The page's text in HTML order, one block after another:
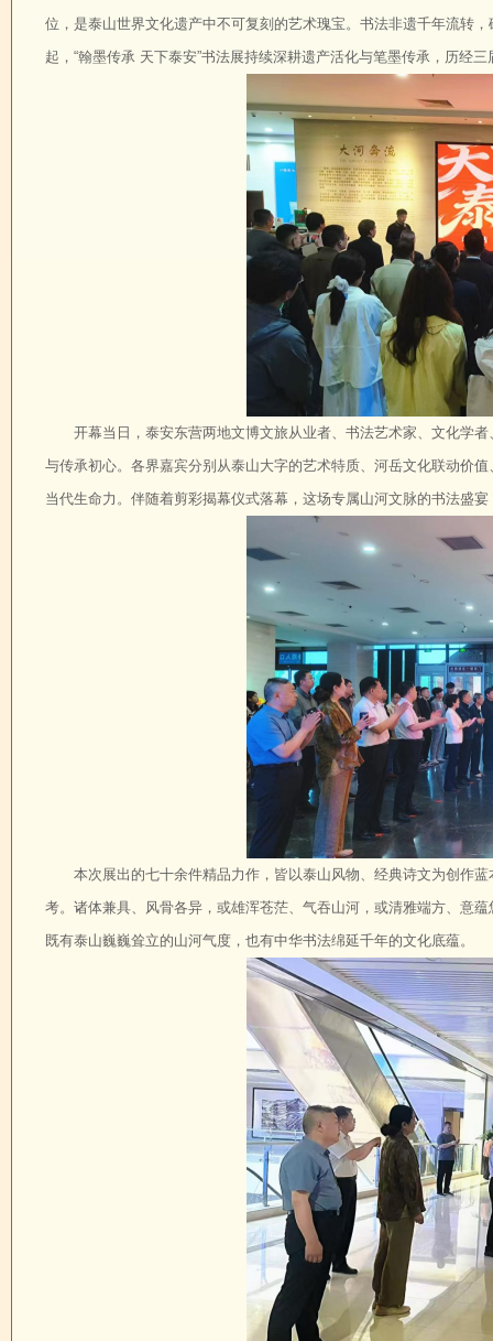
位，是泰山世界文化遗产中不可复刻的艺术瑰宝。书法非遗千年流转
起，“翰墨传承 天下泰安”书法展持续深耕遗产活化与笔墨传承，历经
开幕当日，泰安东营两地文博文旅从业者、书法艺术家、文化学
与传承初心。各界嘉宾分别从泰山大字的艺术特质、河岳文化联动价
当代生命力。伴随着剪彩揭幕仪式落幕，这场专属山河文脉的书法盛
本次展出的七十余件精品力作，皆以泰山风物、经典诗文为创作
考。诸体兼具、风骨各异，或雄浑苍茫、气吞山河，或清雅端方、意
既有泰山巍巍耸立的山河气度，也有中华书法绵延千年的文化底蕴。